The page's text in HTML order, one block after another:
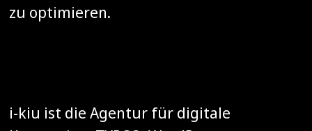
zu optimieren.
i-kiu ist die Agentur für digitale